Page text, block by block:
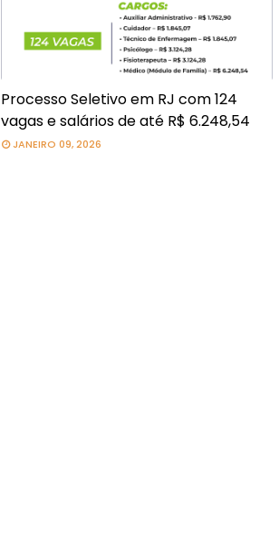
Processo Seletivo em RJ com 124
vagas e salários de até R$ 6.248,54
JANEIRO 09, 2026